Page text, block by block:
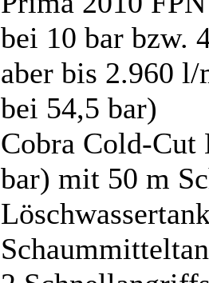
bei 10 bar bzw.
aber bis 2.960
bei 54,5 bar)
Cobra Cold-Cut
bar) mit 50 m